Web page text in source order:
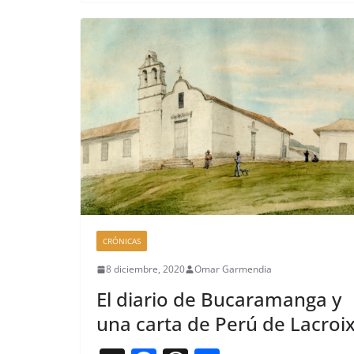
k
b
o
o
k
d
s
ar
tir
CRÓNICAS
8 diciembre, 2020 Omar Garmendia
El diario de Bucaramanga y
una carta de Perú de